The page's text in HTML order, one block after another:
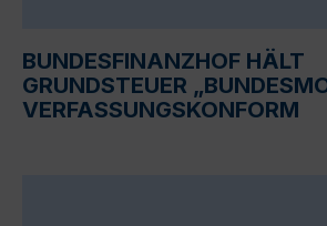
BUNDESFINANZHOF HÄLT
GRUNDSTEUER
VERFASSUNGSKONFORM